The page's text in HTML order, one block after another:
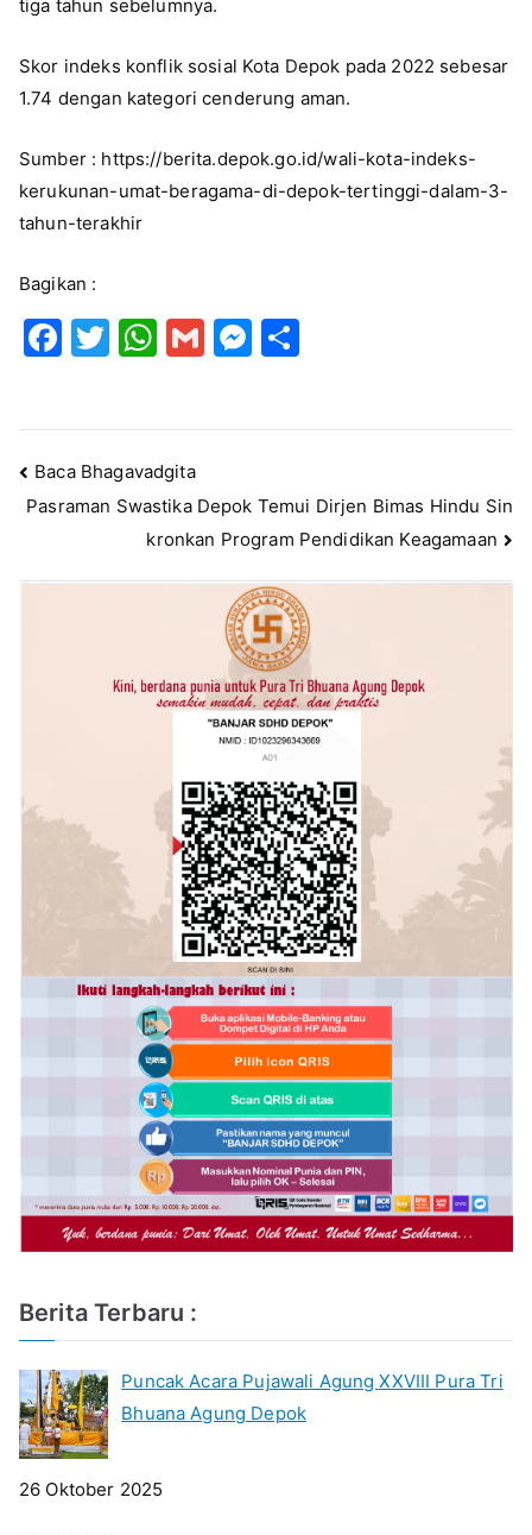
tiga tahun sebelumnya.
Skor indeks konflik sosial Kota Depok pada 2022 sebesar
1.74 dengan kategori cenderung aman.
Sumber : https://berita.depok.go.id/wali-kota-indeks-
kerukunan-umat-beragama-di-depok-tertinggi-dalam-3-
tahun-terakhir
Bagikan :
F
b
o
T
r
W
s
A
p
G
M
e
n
g
er
Navigasi
pos
Baca Bhagavadgita
Pasraman Swastika Depok Temui Dirjen Bimas Hindu Sin
kronkan Program Pendidikan Keagamaan
Berita Terbaru :
Puncak Acara Pujawali Agung XXVIII Pura Tri
Bhuana Agung Depok
26 Oktober 2025